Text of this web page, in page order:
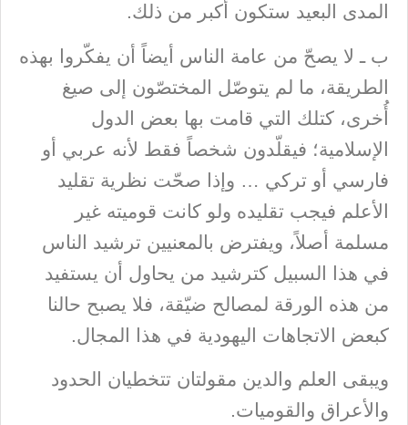
المدى البعيد ستكون أكبر من ذلك.
ب ـ لا يصحّ من عامة الناس أيضاً أن يفكّروا بهذه
الطريقة، ما لم يتوصّل المختصّون إلى صيغ
أُخرى، كتلك التي قامت بها بعض الدول
الإسلامية؛ فيقلّدون شخصاً فقط لأنه عربي أو
فارسي أو تركي … وإذا صحّت نظرية تقليد
الأعلم فيجب تقليده ولو كانت قوميته غير
مسلمة أصلاً، ويفترض بالمعنيين ترشيد الناس
في هذا السبيل كترشيد من يحاول أن يستفيد
من هذه الورقة لمصالح ضيّقة، فلا يصبح حالنا
كبعض الاتجاهات اليهودية في هذا المجال.
ويبقى العلم والدين مقولتان تتخطيان الحدود
والأعراق والقوميات.